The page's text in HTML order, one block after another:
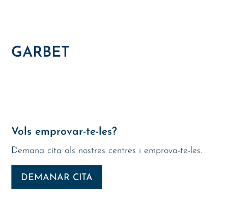
GARBET
Vols emprovar-te-les?
Demana cita als nostres centres i emprova-te-les.
DEMANAR CITA